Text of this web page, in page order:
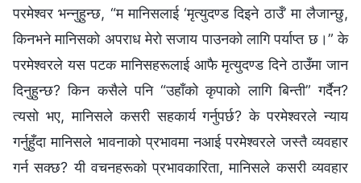
परमेश्‍वर भन्‍नुहुन्छ, “म मानिसलाई ‘मृत्युदण्ड दिइने ठाउँ’ मा लैजान्छु,
किनभने मानिसको अपराध मेरो सजाय पाउनको लागि पर्याप्त छ।” के
परमेश्‍वरले यस पटक मानिसहरूलाई आफै मृत्युदण्ड दिने ठाउँमा जान
दिनुहुन्छ? किन कसैले पनि “उहाँको कृपाको लागि बिन्ती” गर्दैन?
त्यसो भए, मानिसले कसरी सहकार्य गर्नुपर्छ? के परमेश्‍वरले न्याय
गर्नुहुँदा मानिसले भावनाको प्रभावमा नआई परमेश्‍वरले जस्तै व्यवहार
गर्न सक्छ? यी वचनहरूको प्रभावकारिता, मानिसले कसरी व्यवहार